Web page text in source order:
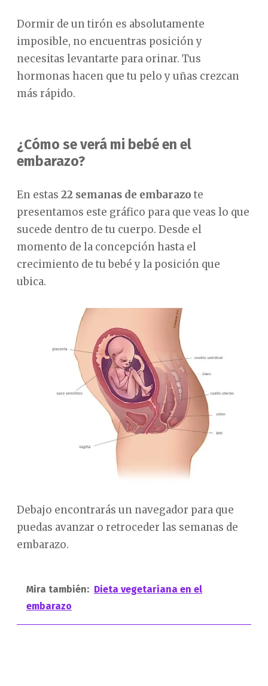
Dormir de un tirón es absolutamente
imposible, no encuentras posición y
necesitas levantarte para orinar. Tus
hormonas hacen que tu pelo y uñas crezcan
más rápido.
¿Cómo se verá mi bebé en el
embarazo?
En estas 22 semanas de embarazo te
presentamos este gráfico para que veas lo que
sucede dentro de tu cuerpo. Desde el
momento de la concepción hasta el
crecimiento de tu bebé y la posición que
ubica.
Debajo encontrarás un navegador para que
puedas avanzar o retroceder las semanas de
embarazo.
Mira también: Dieta vegetariana en el
embarazo